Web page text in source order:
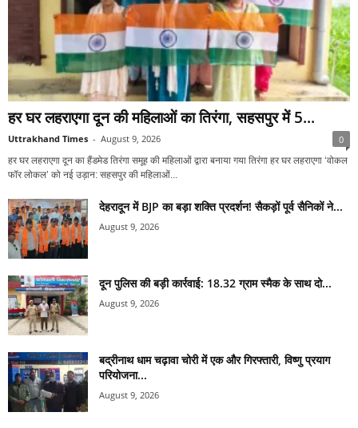
हर घर लहराएगा दून की महिलाओं का तिरंगा, सहसपुर में 5...
Uttrakhand Times - August 9, 2026 0
हर घर लहराएगा दून का हैंडमेड तिरंगा समूह की महिलाओं द्वारा बनाया गया तिरंगा हर घर लहराएगा ‘वोकल
फॉर लोकल’ को नई उड़ान: सहसपुर की महिलाओं...
देहरादून में BJP का बड़ा शक्ति प्रदर्शन! सैकड़ों पूर्व सैनिकों ने...
August 9, 2026
दून पुलिस की बड़ी कार्रवाई: 18.32 ग्राम स्मैक के साथ दो...
August 9, 2026
बद्रीनाथ धाम चढ़ावा चोरी में एक और गिरफ्तारी, विष्णु प्रयाग
परियोजना...
August 9, 2026